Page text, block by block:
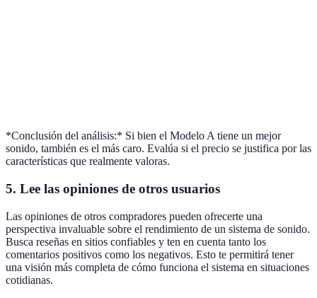
*Conclusión del análisis:* Si bien el Modelo A tiene un mejor
sonido, también es el más caro. Evalúa si el precio se justifica por las
características que realmente valoras.
5. Lee las opiniones de otros usuarios
Las opiniones de otros compradores pueden ofrecerte una
perspectiva invaluable sobre el rendimiento de un sistema de sonido.
Busca reseñas en sitios confiables y ten en cuenta tanto los
comentarios positivos como los negativos. Esto te permitirá tener
una visión más completa de cómo funciona el sistema en situaciones
cotidianas.